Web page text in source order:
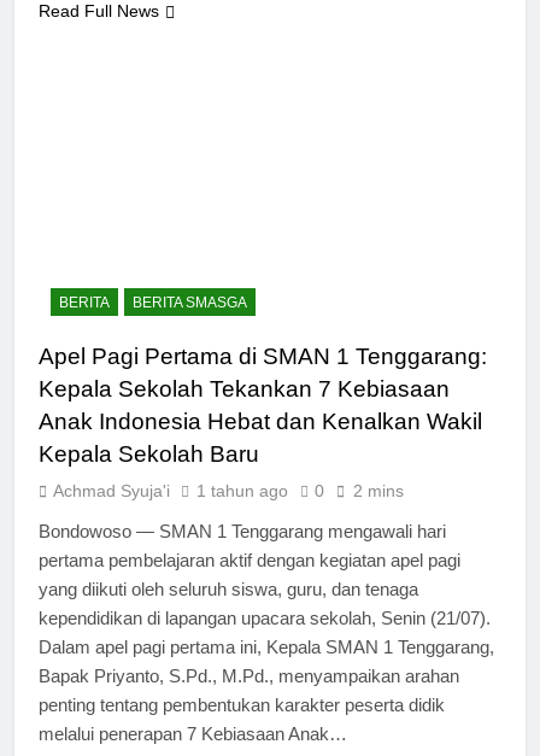
Read Full News
BERITA BERITA SMASGA
Apel Pagi Pertama di SMAN 1 Tenggarang:
Kepala Sekolah Tekankan 7 Kebiasaan
Anak Indonesia Hebat dan Kenalkan Wakil
Kepala Sekolah Baru
Achmad Syuja'i 1 tahun ago 0 2 mins
Bondowoso — SMAN 1 Tenggarang mengawali hari
pertama pembelajaran aktif dengan kegiatan apel pagi
yang diikuti oleh seluruh siswa, guru, dan tenaga
kependidikan di lapangan upacara sekolah, Senin (21/07).
Dalam apel pagi pertama ini, Kepala SMAN 1 Tenggarang,
Bapak Priyanto, S.Pd., M.Pd., menyampaikan arahan
penting tentang pembentukan karakter peserta didik
melalui penerapan 7 Kebiasaan Anak…